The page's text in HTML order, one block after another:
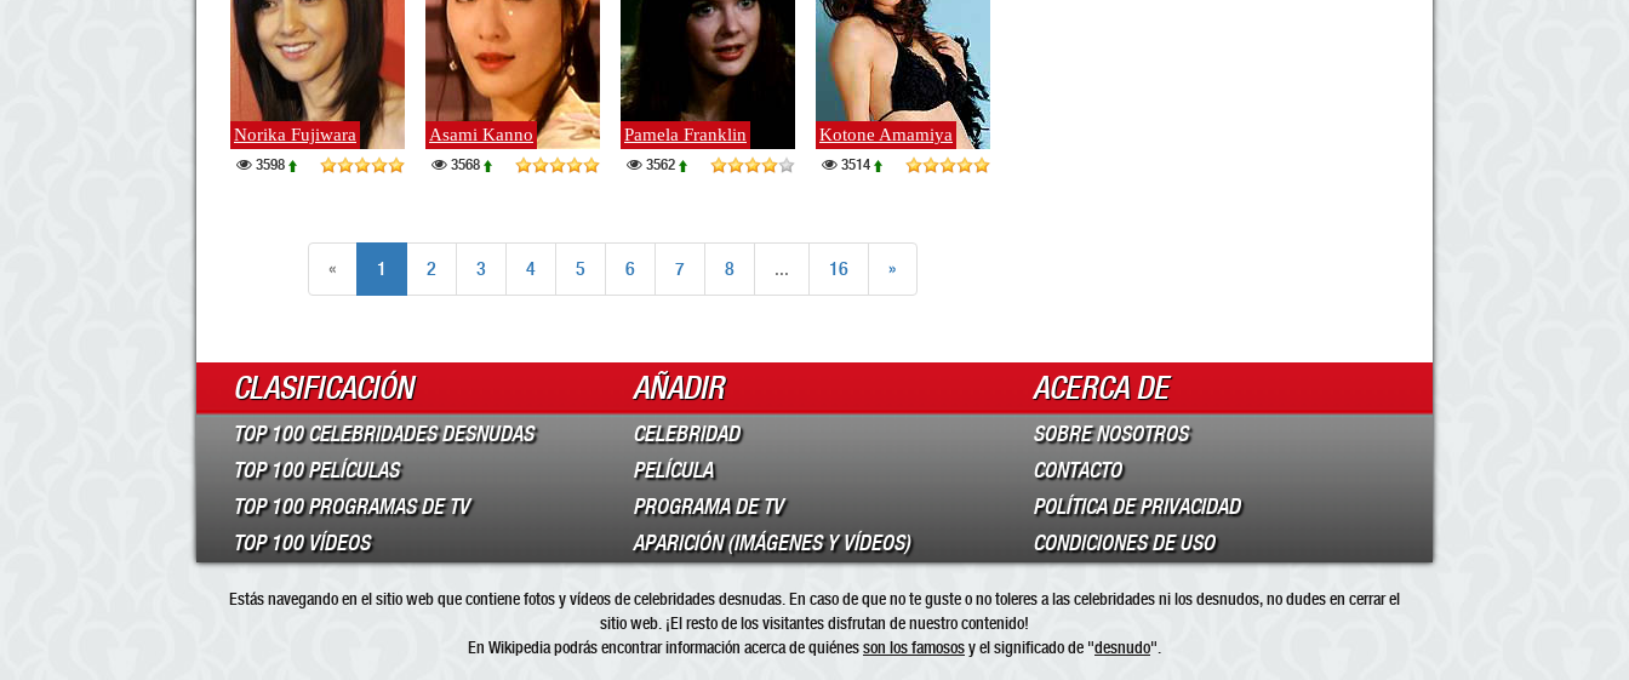
Norika Fujiwara
3598
Asami Kanno
3568
Pamela Franklin
3562
Kotone Amamiya
3514
« 1 2 3 4 5 6 7 8 ... 16 »
CLASIFICACIÓN
TOP 100 CELEBRIDADES DESNUDAS
TOP 100 PELÍCULAS
TOP 100 PROGRAMAS DE TV
TOP 100 VÍDEOS
AÑADIR
CELEBRIDAD
PELÍCULA
PROGRAMA DE TV
APARICIÓN (IMÁGENES Y VÍDEOS)
ACERCA DE
SOBRE NOSOTROS
CONTACTO
POLÍTICA DE PRIVACIDAD
CONDICIONES DE USO
Estás navegando en el sitio web que contiene fotos y vídeos de celebridades desnudas. En caso de que no te guste o no toleres a las celebridades ni los desnudos, no dudes en cerrar el
sitio web. ¡El resto de los visitantes disfrutan de nuestro contenido!
En Wikipedia podrás encontrar información acerca de quiénesson los famososy el significado de "desnudo".